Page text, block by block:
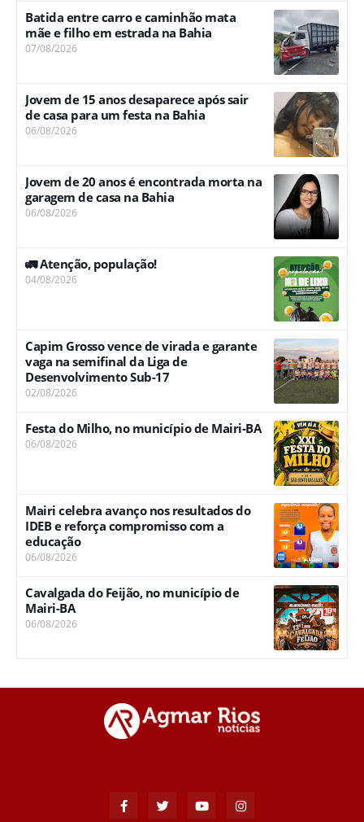
Batida entre carro e caminhão mata
mãe e filho em estrada na Bahia
07/08/2026
Jovem de 15 anos desaparece após sair
de casa para um festa na Bahia
06/08/2026
Jovem de 20 anos é encontrada morta na
garagem de casa na Bahia
06/08/2026
🚛 Atenção, população!
04/08/2026
Capim Grosso vence de virada e garante
vaga na semifinal da Liga de
Desenvolvimento Sub-17
02/08/2026
Festa do Milho, no município de Mairi-BA
06/08/2026
Mairi celebra avanço nos resultados do
IDEB e reforça compromisso com a
educação
06/08/2026
Cavalgada do Feijão, no município de
Mairi-BA
06/08/2026